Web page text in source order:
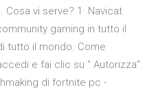
vi serve? 1· Navicat
gaming in tutto il
tutto il mondo. Come
e fai clic su " Autorizza".
di fortnite pc -